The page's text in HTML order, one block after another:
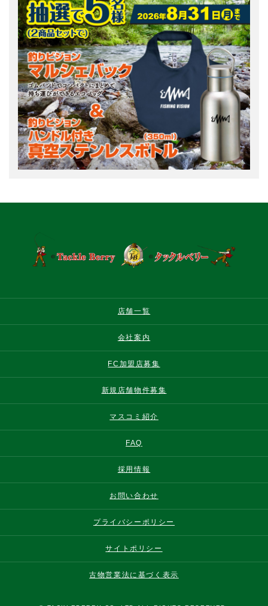
店舗一覧
会社案内
FC加盟店募集
新規店舗物件募集
マスコミ紹介
FAQ
採用情報
お問い合わせ
プライバシーポリシー
サイトポリシー
古物営業法に基づく表示